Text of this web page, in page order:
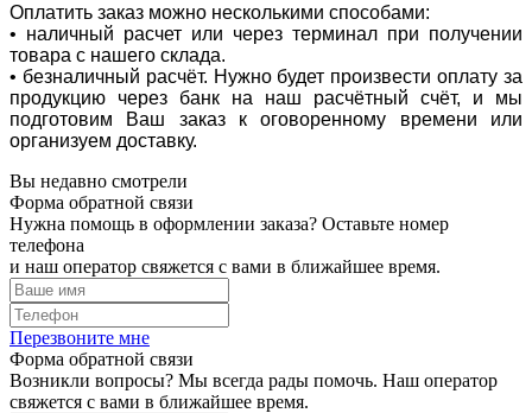
Оплатить заказ можно несколькими способами:
• наличный расчет или через терминал при получении
товара с нашего склада.
• безналичный расчёт. Нужно будет произвести оплату за
продукцию через банк на наш расчётный счёт, и мы
подготовим Ваш заказ к оговоренному времени или
организуем доставку.
Вы недавно смотрели
Форма обратной связи
Нужна помощь в оформлении заказа? Оставьте номер
телефона
и наш оператор свяжется с вами в ближайшее время.
Перезвоните мне
Форма обратной связи
Возникли вопросы? Мы всегда рады помочь. Наш оператор
свяжется с вами в ближайшее время.